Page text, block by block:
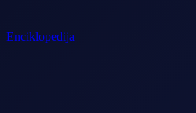
Enciklopedija